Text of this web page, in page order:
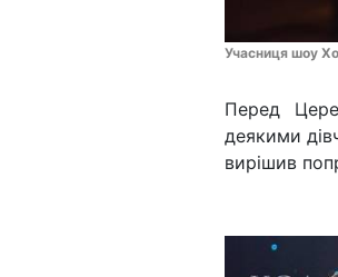
Учасниця шоу
Перед
деякими
вирішив